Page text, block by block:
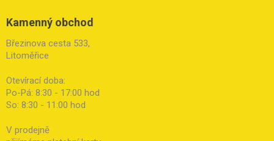
Kamenný obchod
Březinova cesta 533,
Litoměřice
Otevírací doba:
Po-Pá: 8:30 - 17:00 hod
So: 8:30 - 11:00 hod
V prodejně